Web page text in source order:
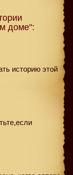
доме":
историю этой